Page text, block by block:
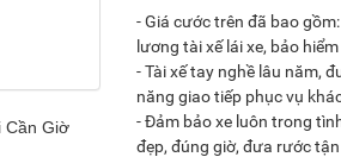
- Giá cước trên đã bao
lương tài xế lái xe, bảo
- Tài xế tay nghề lâu năm,
năng giao tiếp phục vụ
- Đảm bảo xe luôn trong
đẹp, đúng giờ, đưa rước